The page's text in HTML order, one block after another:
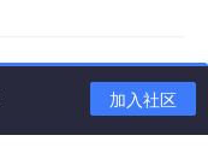
加入社区